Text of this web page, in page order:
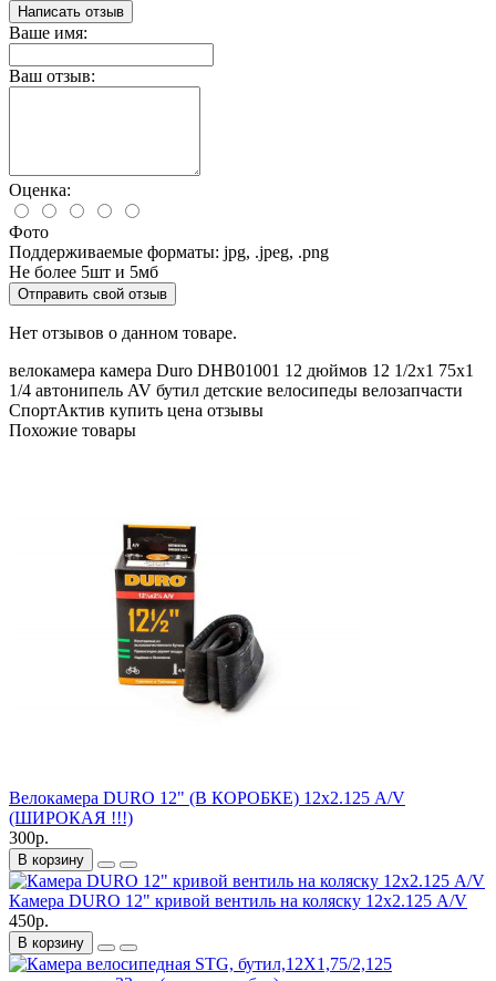
Написать отзыв
Ваше имя:
Ваш отзыв:
Оценка:
Фото
Поддерживаемые форматы: jpg, .jpeg, .png
Не более 5шт и 5мб
Отправить свой отзыв
Нет отзывов о данном товаре.
велокамера камера Duro DHB01001 12 дюймов 12 1/2х1 75х1
1/4 автонипель AV бутил детские велосипеды велозапчасти
СпортАктив купить цена отзывы
Похожие товары
Велокамера DURO 12" (В КОРОБКЕ) 12х2.125 A/V
(ШИРОКАЯ !!!)
300р.
В корзину
Камера DURO 12" кривой вентиль на коляску 12х2.125 A/V
450р.
В корзину